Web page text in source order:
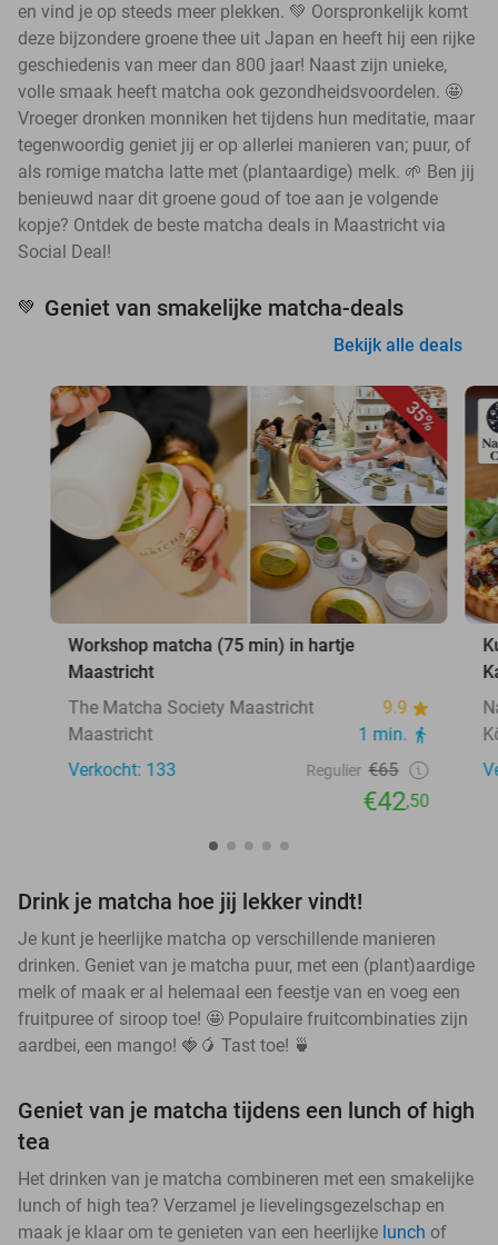
en vind je op steeds meer plekken. 💚 Oorspronkelijk komt
deze bijzondere groene thee uit Japan en heeft hij een rijke
geschiedenis van meer dan 800 jaar! Naast zijn unieke,
volle smaak heeft matcha ook gezondheidsvoordelen. 🤩
Vroeger dronken monniken het tijdens hun meditatie, maar
tegenwoordig geniet jij er op allerlei manieren van; puur, of
als romige matcha latte met (plantaardige) melk. 🌱 Ben jij
benieuwd naar dit groene goud of toe aan je volgende
kopje? Ontdek de beste matcha deals in Maastricht via
Social Deal!
💚 Geniet van smakelijke matcha-deals
Bekijk alle deals
35%
Workshop matcha (75 min) in hartje
Maastricht
The Matcha Society Maastricht
9.9
Maastricht
1 min.
Verkocht: 133
Regulier €65
€42,50
Drink je matcha hoe jij lekker vindt!
Je kunt je heerlijke matcha op verschillende manieren
drinken. Geniet van je matcha puur, met een (plant)aardige
melk of maak er al helemaal een feestje van en voeg een
fruitpuree of siroop toe! 🤩 Populaire fruitcombinaties zijn
aardbei, een mango! 🍓🥭 Tast toe! 🍵
Geniet van je matcha tijdens een lunch of high
tea
Het drinken van je matcha combineren met een smakelijke
lunch of high tea? Verzamel je lievelingsgezelschap en
maak je klaar om te genieten van een heerlijke lunch of